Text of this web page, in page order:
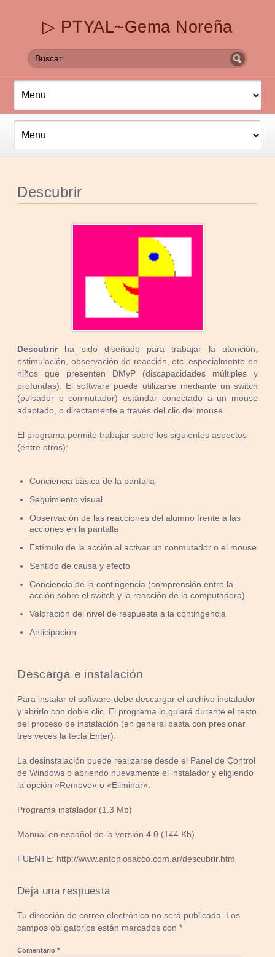
▷ PTYAL~Gema Noreña
Descubrir
Descubrirha sido diseñado para trabajar la atención,
estimulación, observación de reacción, etc. especialmente en
niños que presenten DMyP (discapacidades múltiples y
profundas). El software puede utilizarse mediante un switch
(pulsador o conmutador) estándar conectado a un mouse
adaptado, o directamente a través del clic del mouse.
El programa permite trabajar sobre los siguientes aspectos
(entre otros):
Conciencia básica de la pantalla
Seguimiento visual
Observación de las reacciones del alumno frente a las
acciones en la pantalla
Estímulo de la acción al activar un conmutador o el mouse
Sentido de causa y efecto
Conciencia de la contingencia (comprensión entre la
acción sobre el switch y la reacción de la computadora)
Valoración del nivel de respuesta a la contingencia
Anticipación
Descarga e instalación
Para instalar el software debe descargar el archivo instalador
y abrirlo con doble clic. El programa lo guiará durante el resto
del proceso de instalación (en general basta con presionar
tres veces la tecla Enter).
La desinstalación puede realizarse desde el Panel de Control
de Windows o abriendo nuevamente el instalador y eligiendo
la opción «Remove» o «Eliminar».
Programa instalador (1.3 Mb)
Manual en español de la versión 4.0 (144 Kb)
FUENTE: http://www.antoniosacco.com.ar/descubrir.htm
Deja una respuesta
Tu dirección de correo electrónico no será publicada.
Los
campos obligatorios están marcados con*
Comentario*